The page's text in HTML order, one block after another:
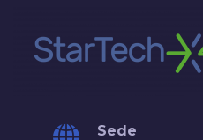
Sede